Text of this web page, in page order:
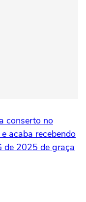
conserto no
acaba recebendo
de 2025 de graça